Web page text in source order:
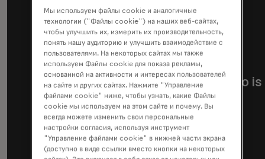
Мы используем файлы cookie и аналогичные
технологии ("Файлы cookie") на наших веб-сайтах,
чтобы улучшить их, измерить их производительность,
понять нашу аудиторию и улучшить взаимодействие с
пользователями. На некоторых сайтах мы также
используем Файлы cookie для показа рекламы,
основанной на активности и интересах пользователей
на сайте и других сайтах. Нажмите "Управление
файлами cookie" ниже, чтобы узнать, какие Файлы
cookie мы используем на этом сайте и почему. Вы
всегда можете изменить свои персональные
настройки согласия, используя инструмент
"Управление файлами cookie" в нижней части экрана
(доступно в виде ссылки вместо кнопки на некоторых